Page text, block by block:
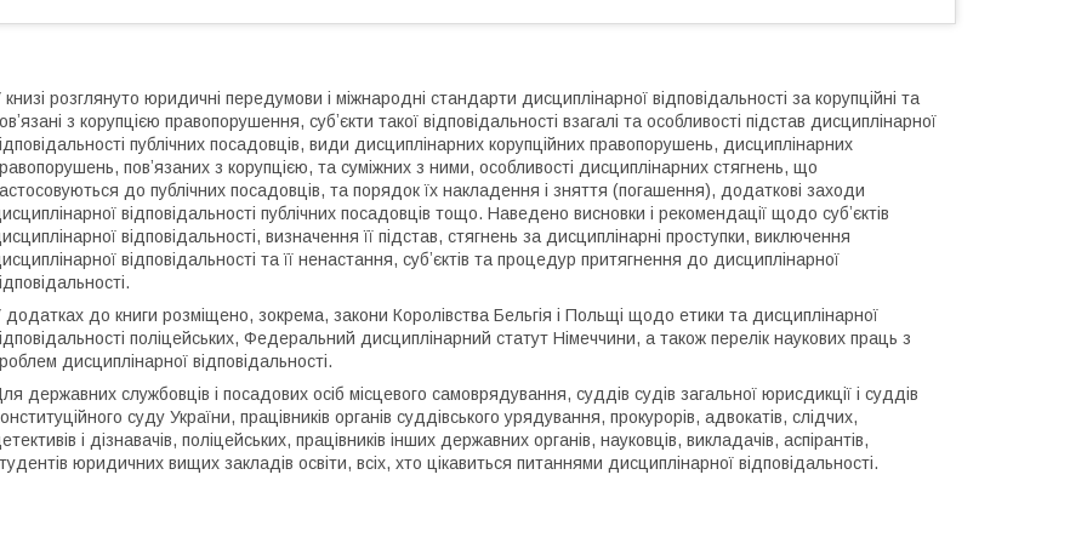
книзі розглянуто юридичні передумови і міжнародні стандарти дисциплінарної відповідальності за корупційні та
з корупцією правопорушення, субʼєкти такої відповідальності взагалі та особливості підстав дисциплінарної
публічних посадовців, види дисциплінарних корупційних правопорушень, дисциплінарних
повʼязаних з корупцією, та суміжних з ними, особливості дисциплінарних стягнень, що
до публічних посадовців, та порядок їх накладення і зняття (погашення), додаткові заходи
відповідальності публічних посадовців тощо. Наведено висновки і рекомендації щодо субʼєктів
відповідальності, визначення її підстав, стягнень за дисциплінарні проступки, виключення
відповідальності та її ненастання, субʼєктів та процедур притягнення до дисциплінарної
додатках до книги розміщено, зокрема, закони Королівства Бельгія і Польщі щодо етики та дисциплінарної
поліцейських, Федеральний дисциплінарний статут Німеччини, а також перелік наукових праць з
дисциплінарної відповідальності.
державних службовців і посадових осіб місцевого самоврядування, суддів судів загальної юрисдикції і суддів
суду України, працівників органів суддівського урядування, прокурорів, адвокатів, слідчих,
і дізнавачів, поліцейських, працівників інших державних органів, науковців, викладачів, аспірантів,
юридичних вищих закладів освіти, всіх, хто цікавиться питаннями дисциплінарної відповідальності.